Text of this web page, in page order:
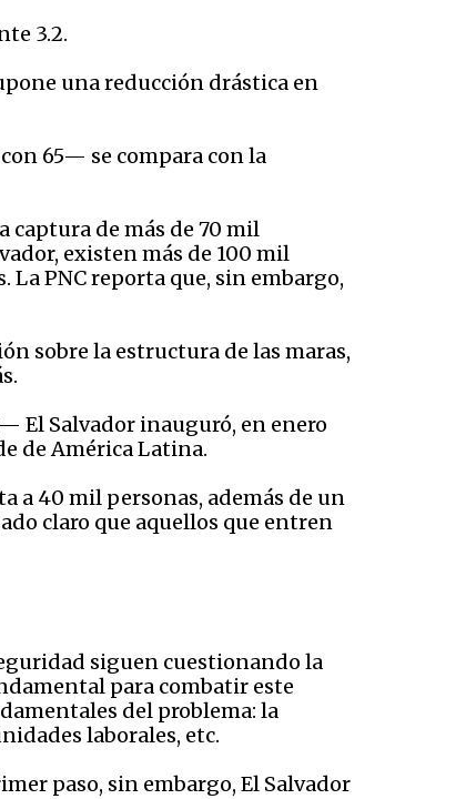
3.2.
una reducción drástica en
65— se compara con la
captura de más de 70 mil
existen más de 100 mil
PNC reporta que, sin embargo,
sobre la estructura de las maras,
El Salvador inauguró, en enero
de América Latina.
a 40 mil personas, además de un
claro que aquellos que entren
siguen cuestionando la
para combatir este
del problema: la
laborales, etc.
paso, sin embargo, El Salvador